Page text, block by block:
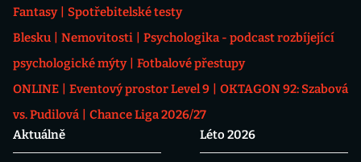
Fantasy
Spotřebitelské testy
Blesku
Nemovitosti
Psychologika - podcast rozbíjející
psychologické mýty
Fotbalové přestupy
ONLINE
Eventový prostor Level 9
OKTAGON 92: Szabová
vs. Pudilová
Chance Liga 2026/27
Aktuálně
Léto 2026